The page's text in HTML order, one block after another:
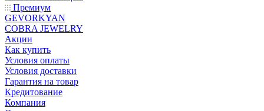
Премиум
GEVORKYAN
COBRA JEWELRY
Акции
Как купить
Условия оплаты
Условия доставки
Гарантия на товар
Кредитование
Компания